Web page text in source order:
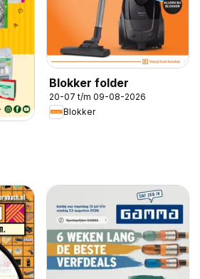
Blokker folder
20-07 t/m 09-08-2026
Blokker